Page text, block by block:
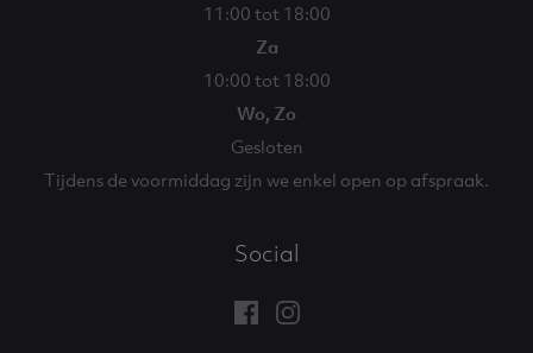
11:00 tot 18:00
Za
10:00 tot 18:00
Wo, Zo
Gesloten
Tijdens de voormiddag zijn we enkel open op afspraak.
Social
FacebookInstagram